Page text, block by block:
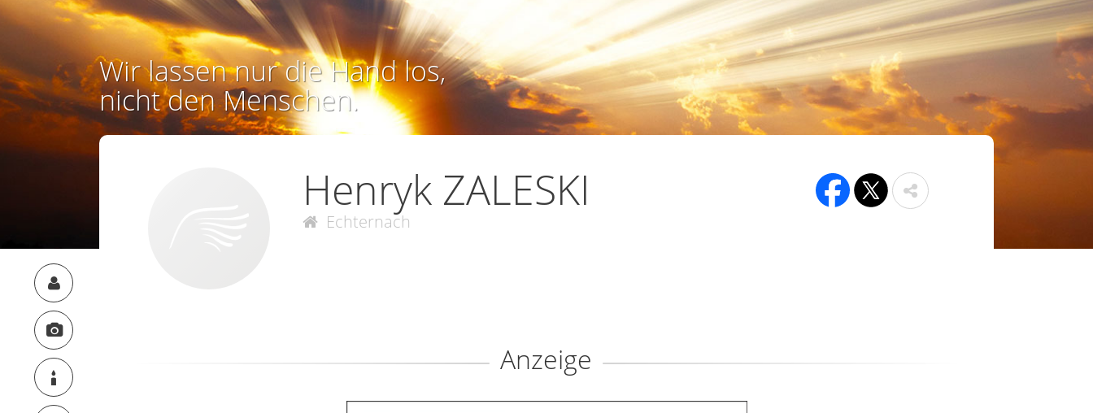
Wir lassen nur die Hand los,
nicht den Menschen.
Henryk ZALESKI
Echternach
Anzeige